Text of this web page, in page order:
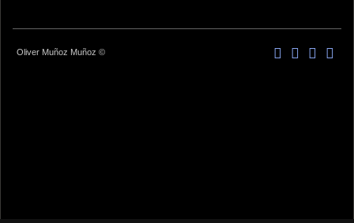
Oliver Muñoz Muñoz ©